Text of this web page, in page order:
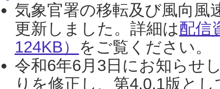
気象官署の移転及び風向風
更新しました。詳細は配信
124KB） をご覧ください。
令和6年6月3日にお知らせ
りを修正し、第4.0.1版と